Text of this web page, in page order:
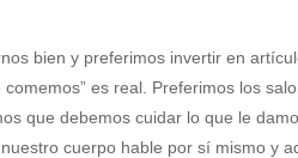
bien y preferimos invertir en
es real. Preferimos los
que debemos cuidar lo que le
cuerpo hable por sí mismo y